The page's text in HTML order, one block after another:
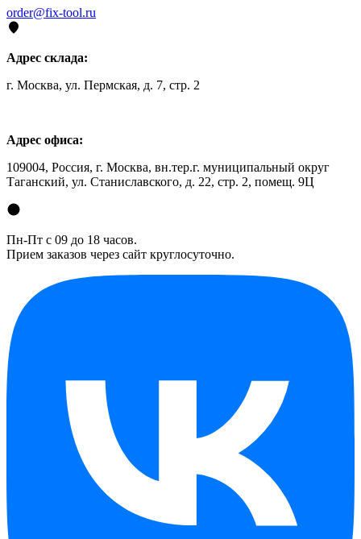
order@fix-tool.ru
Адрес склада:
г. Москва, ул. Пермская, д. 7, стр. 2
Адрес офиса:
109004, Россия, г. Москва, вн.тер.г. муниципальный округ
Таганский, ул. Станиславского, д. 22, стр. 2, помещ. 9Ц
Пн-Пт с 09 до 18 часов.
Прием заказов через сайт круглосуточно.